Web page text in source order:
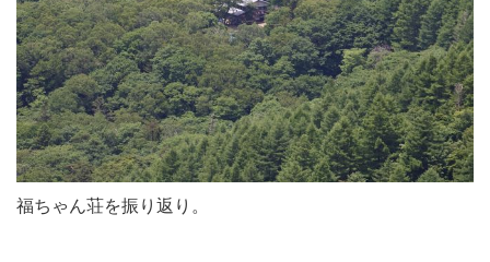
福ちゃん荘を振り返り。